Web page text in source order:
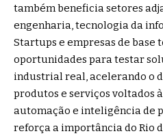
também beneficia setores
engenharia, tecnologia da
Startups e empresas de
oportunidades para testar
industrial real, acelerando o
produtos e serviços voltados
automação e inteligência de
reforça a importância do Rio